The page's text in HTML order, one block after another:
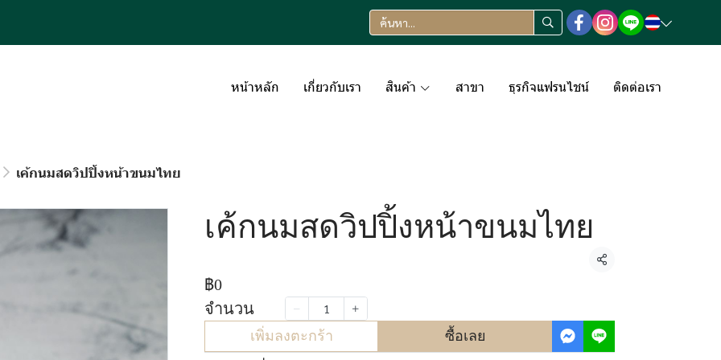
หน้าหลัก เกี่ยวกับเรา สินค้า สาขา ธุรกิจแฟรนไชน์ ติดต่อเรา
เค้กนมสดวิปปิ้งหน้าขนมไทย
เค้กนมสดวิปปิ้งหน้าขนมไทย
แชร์
฿0
จำนวน
เพิ่มลงตะกร้า ซื้อเลย